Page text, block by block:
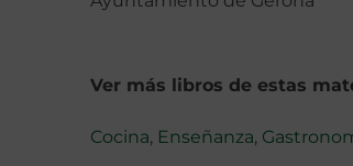
Ver más libros de estas
Cocina, Enseñanza,